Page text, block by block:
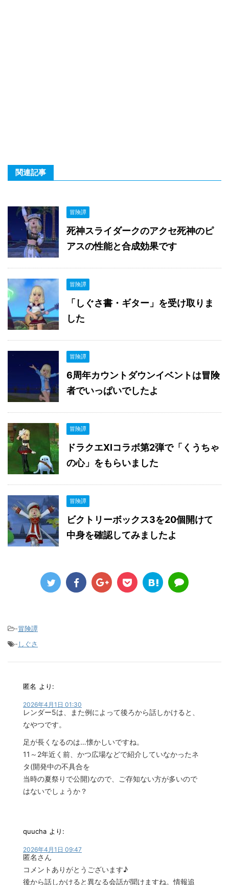
関連記事
冒険譚
死神スライダークのアクセ死神のピ
アスの性能と合成効果です
冒険譚
「しぐさ書・ギター」を受け取りま
した
冒険譚
6周年カウントダウンイベントは冒険
者でいっぱいでしたよ
冒険譚
ドラクエXIコラボ第2弾で「くうちゃ
の心」をもらいました
冒険譚
ビクトリーボックス3を20個開けて
中身を確認してみましたよ
-冒険譚
-しぐさ
匿名 より:
2026年4月1日 01:30
レンダー5は、また例によって後ろから話しかけると、
なやつです。
足が長くなるのは…懐かしいですね。
11～2年近く前、かつ広場などで紹介していなかったネ
タ(開発中の不具合を
当時の夏祭りで公開)なので、ご存知ない方が多いので
はないでしょうか？
quucha より:
2026年4月1日 09:47
匿名さん
コメントありがとうございます♪
後から話しかけると異なる会話が聞けますね。情報追